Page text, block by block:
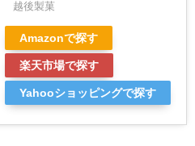
越後製菓
Amazonで探す
楽天市場で探す
Yahooショッピングで探す